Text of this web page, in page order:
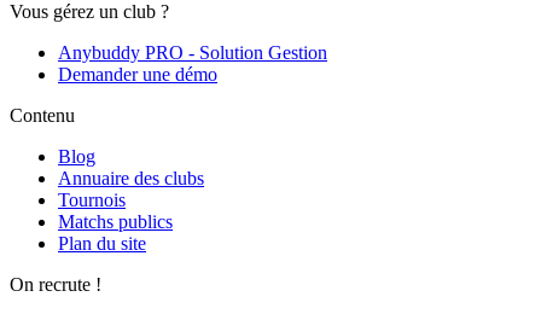
Vous gérez un club ?
Anybuddy PRO - Solution Gestion
Demander une démo
Contenu
Blog
Annuaire des clubs
Tournois
Matchs publics
Plan du site
On recrute !